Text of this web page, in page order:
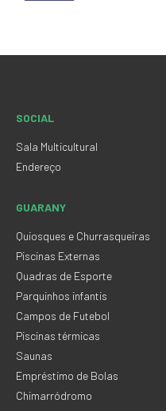
SOCIAL
Sala Multicultural
Endereço
GUARANY
Quiosques e Churrasqueiras
Piscinas Externas
Quadras de Esporte
Parquinhos infantis
Campos de Futebol
Piscinas térmicas
Saunas
Empréstimo de Bolas
Chimarródromo